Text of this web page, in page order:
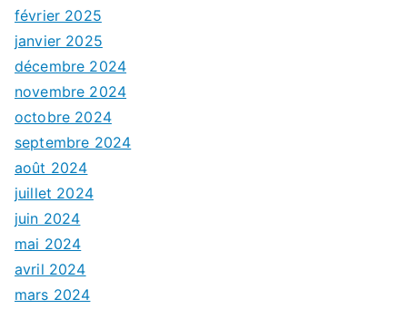
février 2025
janvier 2025
décembre 2024
novembre 2024
octobre 2024
septembre 2024
août 2024
juillet 2024
juin 2024
mai 2024
avril 2024
mars 2024